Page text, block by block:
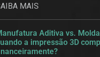
MAIS
Aditiva vs.
a impressão 3D